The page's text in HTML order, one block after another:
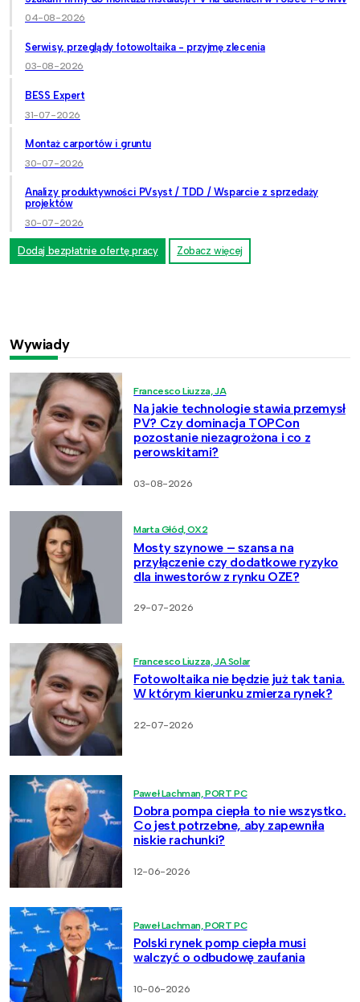
04-08-2026
Serwisy, przeglądy fotowoltaika - przyjmę zlecenia
03-08-2026
BESS Expert
31-07-2026
Montaż carportów i gruntu
30-07-2026
Analizy produktywności PVsyst / TDD / Wsparcie z sprzedaży
projektów
30-07-2026
Dodaj bezpłatnie ofertę pracy Zobacz więcej
Wywiady
Francesco Liuzza, JA
Na jakie technologie stawia przemysł
PV? Czy dominacja TOPCon
pozostanie niezagrożona i co z
perowskitami?
03-08-2026
Marta Głód, OX2
Mosty szynowe – szansa na
przyłączenie czy dodatkowe ryzyko
dla inwestorów z rynku OZE?
29-07-2026
Francesco Liuzza, JA Solar
Fotowoltaika nie będzie już tak tania.
W którym kierunku zmierza rynek?
22-07-2026
Paweł Lachman, PORT PC
Dobra pompa ciepła to nie wszystko.
Co jest potrzebne, aby zapewniła
niskie rachunki?
12-06-2026
Paweł Lachman, PORT PC
Polski rynek pomp ciepła musi
walczyć o odbudowę zaufania
10-06-2026